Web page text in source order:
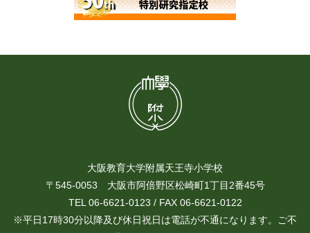
大阪教育大学附属天王寺小学校
〒545-0053 大阪市阿倍野区松崎町1丁目2番45号
TEL 06-6621-0123 / FAX 06-6621-0122
※平日17時30分以降及び休日祝日は電話が不通になります。ご不